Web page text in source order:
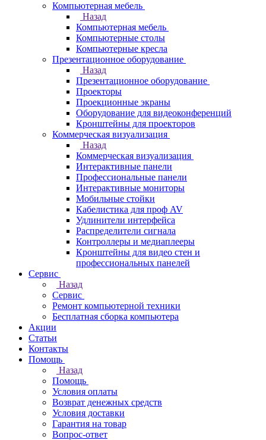
Компьютерная мебель
Назад
Компьютерная мебель
Компьютерные столы
Компьютерные кресла
Презентационное оборудование
Назад
Презентационное оборудование
Проекторы
Проекционные экраны
Оборудование для видеоконференций
Кронштейны для проекторов
Коммерческая визуализация
Назад
Коммерческая визуализация
Интерактивные панели
Профессиональные панели
Интерактивные мониторы
Мобильные стойки
Кабелистика для проф AV
Удлинители интерфейса
Распределители сигнала
Контроллеры и медиаплееры
Кронштейны для видео стен и
профессиональных панелей
Сервис
Назад
Сервис
Ремонт компьютерной техники
Бесплатная сборка компьютера
Акции
Статьи
Контакты
Помощь
Назад
Помощь
Условия оплаты
Возврат денежных средств
Условия доставки
Гарантия на товар
Вопрос-ответ